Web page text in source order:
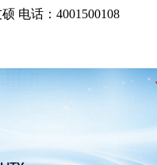
电话：4001500108